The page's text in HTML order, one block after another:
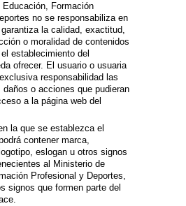
Educación, Formación
no se responsabiliza en
la calidad, exactitud,
o moralidad de contenidos
establecimiento del
ofrecer. El usuario o usuaria
responsabilidad las
o acciones que pudieran
a la página web del
la que se establezca el
contener marca,
eslogan u otros signos
al Ministerio de
Profesional y Deportes,
signos que formen parte del